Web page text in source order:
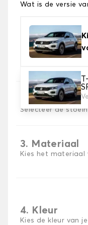
Wat is de versie
2. Set hoezen
Selecteer de
3. Materiaal
Kies het materiaal
4. Kleur
Kies de kleur van